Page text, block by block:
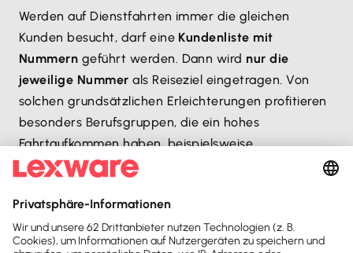
Werden auf Dienstfahrten immer die gleichen
Kunden besucht, darf eine Kundenliste mit
Nummern geführt werden. Dann wird nur die
jeweilige Nummer als Reiseziel eingetragen. Von
solchen grundsätzlichen Erleichterungen profitieren
besonders Berufsgruppen, die ein hohes
Fahrtaufkommen haben, beispielsweise
Handelsvertreter, Fahrlehrer oder Kurierdienst- und
Übrigens: Das Fahrtenbuch muss eine geschlossene
Buchform aufweisen.